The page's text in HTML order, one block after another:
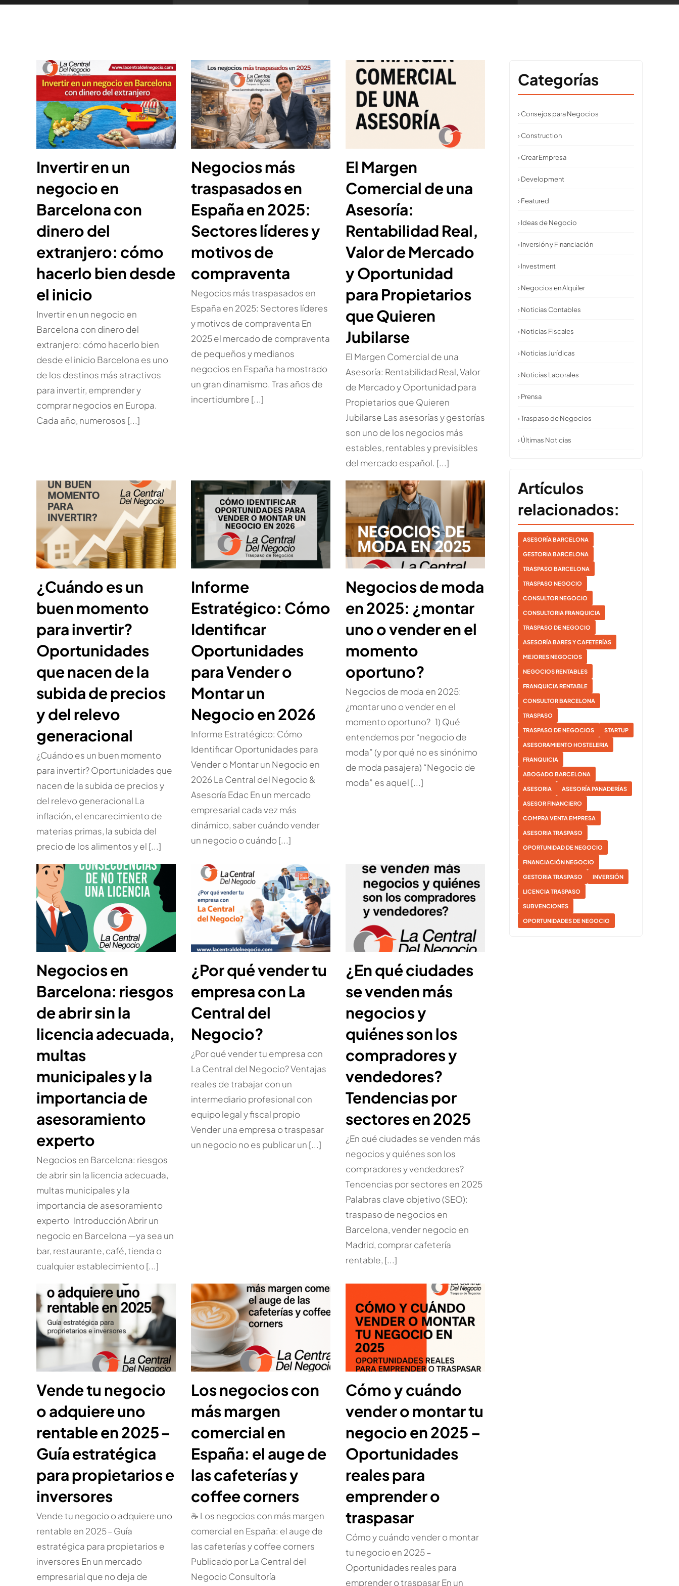
Invertir en un
negocio en
Barcelona con
dinero del
extranjero: cómo
hacerlo bien desde
el inicio
Invertir en un negocio en
Barcelona con dinero del
extranjero: cómo hacerlo bien
desde el inicio Barcelona es uno
de los destinos más atractivos
para invertir, emprender y
comprar negocios en Europa.
Cada año, numerosos [...]
Negocios más
traspasados en
España en 2025:
Sectores líderes y
motivos de
compraventa
Negocios más traspasados en
España en 2025: Sectores líderes
y motivos de compraventa En
2025 el mercado de compraventa
de pequeños y medianos
negocios en España ha mostrado
un gran dinamismo. Tras años de
incertidumbre [...]
El Margen
Comercial de una
Asesoría:
Rentabilidad Real,
Valor de Mercado
y Oportunidad
para Propietarios
que Quieren
Jubilarse
El Margen Comercial de una
Asesoría: Rentabilidad Real, Valor
de Mercado y Oportunidad para
Propietarios que Quieren
Jubilarse Las asesorías y gestorías
son uno de los negocios más
estables, rentables y previsibles
del mercado español. [...]
¿Cuándo es un
buen momento
para invertir?
Oportunidades
que nacen de la
subida de precios
y del relevo
generacional
¿Cuándo es un buen momento
para invertir? Oportunidades que
nacen de la subida de precios y
del relevo generacional La
inflación, el encarecimiento de
materias primas, la subida del
precio de los alimentos y el [...]
Informe
Estratégico: Cómo
Identificar
Oportunidades
para Vender o
Montar un
Negocio en 2026
Informe Estratégico: Cómo
Identificar Oportunidades para
Vender o Montar un Negocio en
2026 La Central del Negocio &
Asesoría Edac En un mercado
empresarial cada vez más
dinámico, saber cuándo vender
un negocio o cuándo [...]
Negocios de moda
en 2025: ¿montar
uno o vender en el
momento
oportuno?
Negocios de moda en 2025:
¿montar uno o vender en el
momento oportuno? 1) Qué
entendemos por “negocio de
moda” (y por qué no es sinónimo
de moda pasajera) “Negocio de
moda” es aquel [...]
Negocios en
Barcelona: riesgos
de abrir sin la
licencia adecuada,
multas
municipales y la
importancia de
asesoramiento
experto
Negocios en Barcelona: riesgos
de abrir sin la licencia adecuada,
multas municipales y la
importancia de asesoramiento
experto Introducción Abrir un
negocio en Barcelona —ya sea un
bar, restaurante, café, tienda o
cualquier establecimiento [...]
¿Por qué vender tu
empresa con La
Central del
Negocio?
¿Por qué vender tu empresa con
La Central del Negocio? Ventajas
reales de trabajar con un
intermediario profesional con
equipo legal y fiscal propio
Vender una empresa o traspasar
un negocio no es publicar un [...]
¿En qué ciudades
se venden más
negocios y
quiénes son los
compradores y
vendedores?
Tendencias por
sectores en 2025
¿En qué ciudades se venden más
negocios y quiénes son los
compradores y vendedores?
Tendencias por sectores en 2025
Palabras clave objetivo (SEO):
traspaso de negocios en
Barcelona, vender negocio en
Madrid, comprar cafetería
rentable, [...]
Vende tu negocio
o adquiere uno
rentable en 2025 –
Guía estratégica
para propietarios e
inversores
Vende tu negocio o adquiere uno
rentable en 2025 – Guía
estratégica para propietarios e
inversores En un mercado
empresarial que no deja de
Los negocios con
más margen
comercial en
España: el auge de
las cafeterías y
coffee corners
☕ Los negocios con más margen
comercial en España: el auge de
las cafeterías y coffee corners
Publicado por La Central del
Negocio Consultoría
Cómo y cuándo
vender o montar tu
negocio en 2025 –
Oportunidades
reales para
emprender o
traspasar
Cómo y cuándo vender o montar
tu negocio en 2025 –
Oportunidades reales para
emprender o traspasar En un
Categorías
› Consejos para Negocios
› Construction
› Crear Empresa
› Development
› Featured
› Ideas de Negocio
› Inversión y Financiación
› Investment
› Negocios en Alquiler
› Noticias Contables
› Noticias Fiscales
› Noticias Jurídicas
› Noticias Laborales
› Prensa
› Traspaso de Negocios
› Últimas Noticias
Artículos
relacionados:
ASESORÍA BARCELONA
GESTORIA BARCELONA
TRASPASO BARCELONA
TRASPASO NEGOCIO
CONSULTOR NEGOCIO
CONSULTORIA FRANQUICIA
TRASPASO DE NEGOCIO
ASESORÍA BARES Y CAFETERÍAS
MEJORES NEGOCIOS
NEGOCIOS RENTABLES
FRANQUICIA RENTABLE
CONSULTOR BARCELONA
TRASPASO
TRASPASO DE NEGOCIOS STARTUP
ASESORAMIENTO HOSTELERIA
FRANQUICIA
ABOGADO BARCELONA
ASESORIA ASESORÍA PANADERÍAS
ASESOR FINANCIERO
COMPRA VENTA EMPRESA
ASESORIA TRASPASO
OPORTUNIDAD DE NEGOCIO
FINANCIACIÓN NEGOCIO
GESTORIA TRASPASO INVERSIÓN
LICENCIA TRASPASO
SUBVENCIONES
OPORTUNIDADES DE NEGOCIO